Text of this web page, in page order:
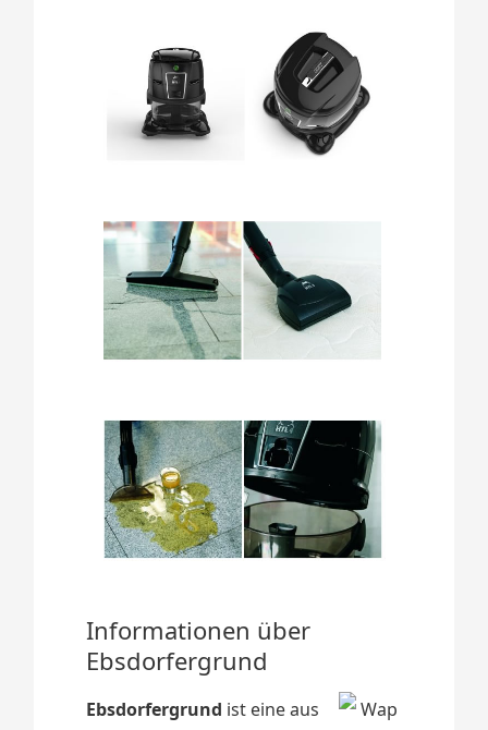
Informationen über
Ebsdorfergrund
Ebsdorfergrund ist eine aus